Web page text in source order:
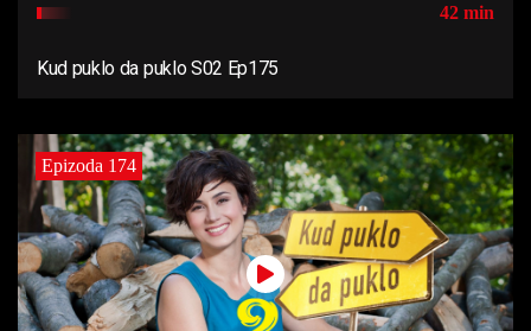
42 min
Kud puklo da puklo S02 Ep175
Epizoda 174